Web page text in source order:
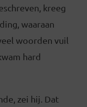
kreeg
waaraan
woorden vuil
hard
zei hij. Dat